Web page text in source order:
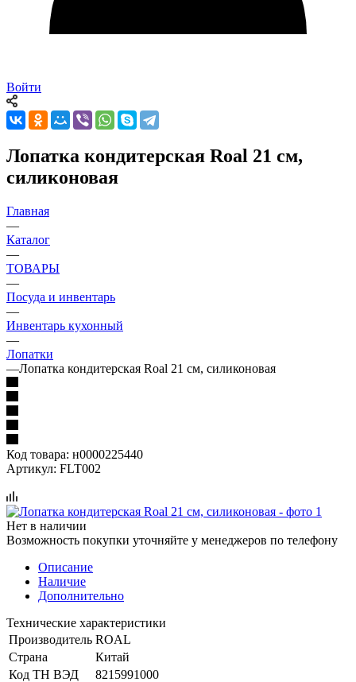
Войти
Лопатка кондитерская Roal 21 см,
силиконовая
Главная
—
Каталог
—
ТОВАРЫ
—
Посуда и инвентарь
—
Инвентарь кухонный
—
Лопатки
—Лопатка кондитерская Roal 21 см, силиконовая
Код товара: н0000225440
Артикул: FLT002
Нет в наличии
Возможность покупки уточняйте у менеджеров по телефону
Описание
Наличие
Дополнительно
Технические характеристики
Производитель ROAL
Страна
Китай
Код ТН ВЭД
8215991000